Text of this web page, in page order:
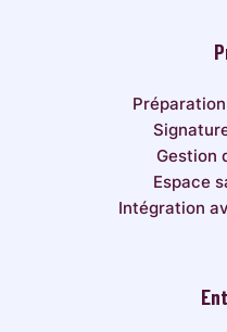
Gestion
Espace
Intégration